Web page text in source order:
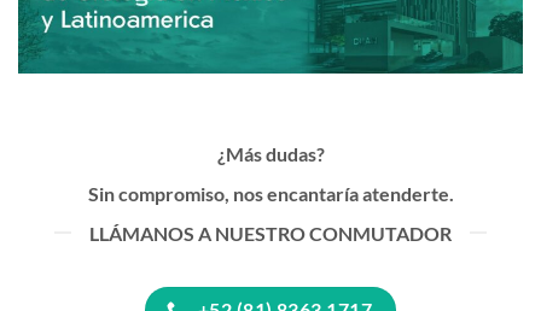
¿Más dudas?
Sin compromiso, nos encantaría atenderte.
LLÁMANOS A NUESTRO CONMUTADOR